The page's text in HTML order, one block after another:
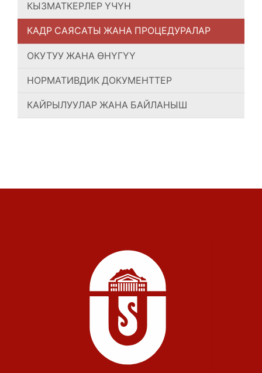
КЫЗМАТКЕРЛЕР ҮЧҮН
КАДР САЯСАТЫ ЖАНА ПРОЦЕДУРАЛАР
ОКУТУУ ЖАНА ӨНҮГҮҮ
НОРМАТИВДИК ДОКУМЕНТТЕР
КАЙРЫЛУУЛАР ЖАНА БАЙЛАНЫШ